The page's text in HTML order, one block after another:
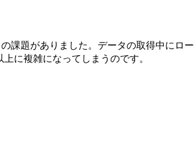
課題がありました。データの取得中にロ
に複雑になってしまうのです。